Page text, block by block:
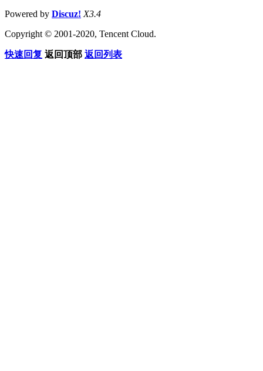
Powered by Discuz! X3.4
Copyright © 2001-2020, Tencent Cloud.
快速回复 返回顶部 返回列表